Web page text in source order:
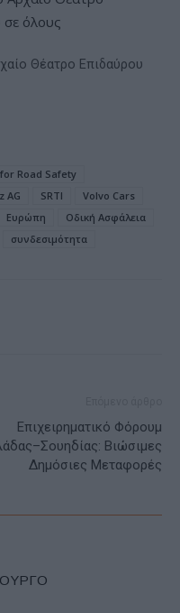
Θέατρο Επιδαύρου
Road Safety
AG SRTI
Volvo Cars
Ευρώπη
Οδική Ασφάλεια
συνδεσιμότητα
Επιχειρηματικό Φόρουμ
Βιώσιμες
Δημόσιες Μεταφορές